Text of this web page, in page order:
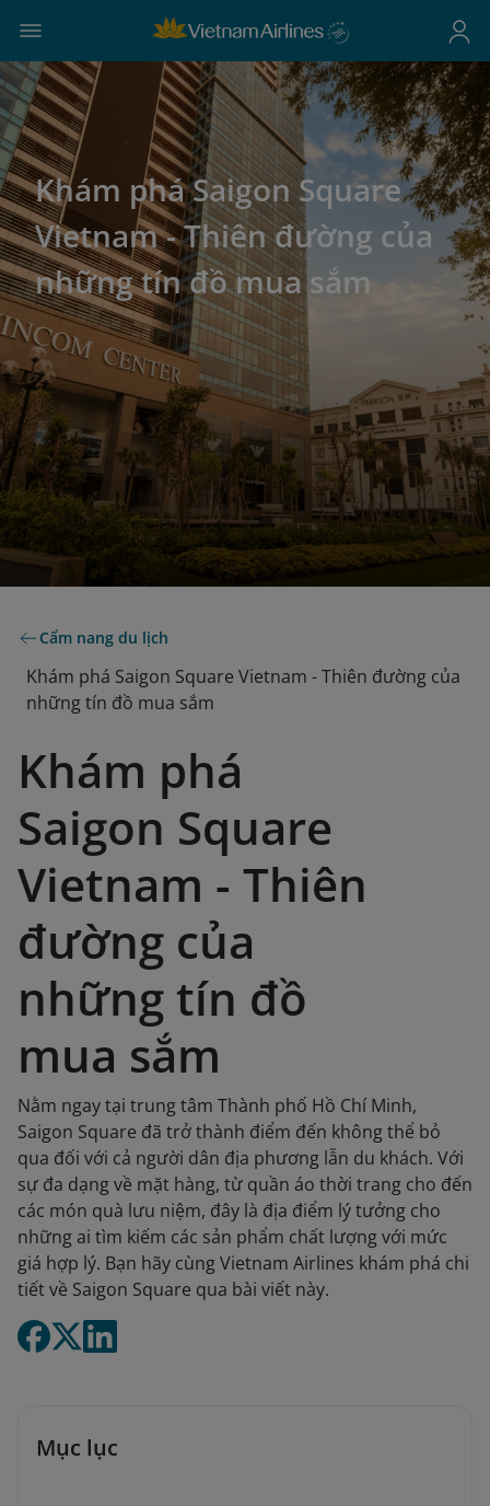
Khám phá Saigon Square
Vietnam - Thiên đường của
những tín đồ mua sắm
Cẩm nang du lịch
Khám phá Saigon Square Vietnam - Thiên đường của
những tín đồ mua sắm
Khám phá
Saigon Square
Vietnam - Thiên
đường của
những tín đồ
mua sắm
Nằm ngay tại trung tâm Thành phố Hồ Chí Minh,
Saigon Square đã trở thành điểm đến không thể bỏ
qua đối với cả người dân địa phương lẫn du khách. Với
sự đa dạng về mặt hàng, từ quần áo thời trang cho đến
các món quà lưu niệm, đây là địa điểm lý tưởng cho
những ai tìm kiếm các sản phẩm chất lượng với mức
giá hợp lý. Bạn hãy cùng Vietnam Airlines khám phá chi
tiết về Saigon Square qua bài viết này.
Mục lục